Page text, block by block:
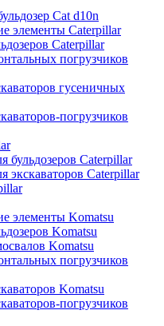
Сat d10n
элементы Caterpillar
Caterpillar
погрузчиков
гусеничных
погрузчиков
бульдозеров Caterpillar
экскаваторов Caterpillar
элементы Komatsu
Komatsu
Komatsu
погрузчиков
Komatsu
погрузчиков